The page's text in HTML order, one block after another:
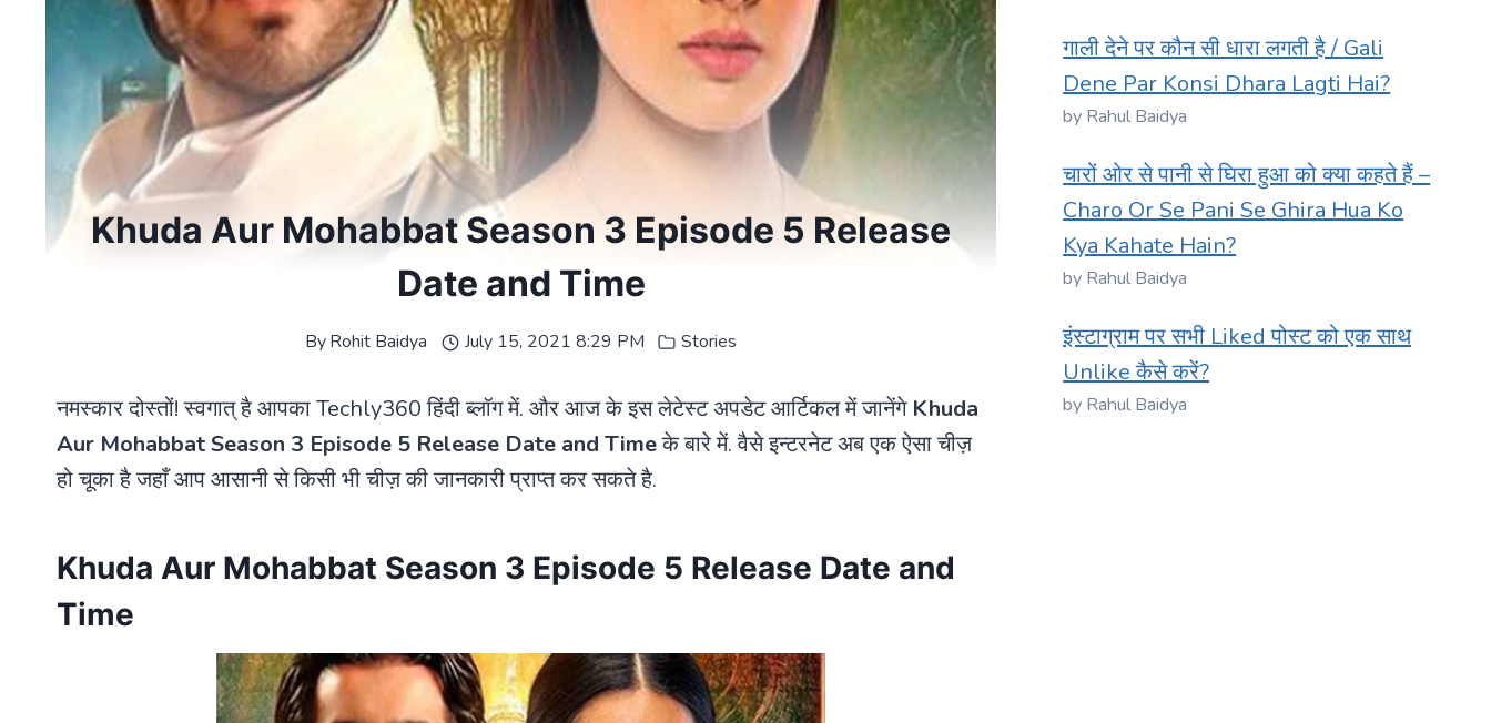
Khuda Aur Mohabbat Season 3 Episode 5 Release
Date and Time
ByRohit Baidya July 15, 2021 8:29 PM Stories
नमस्कार दोस्तों! स्वगात् है आपका Techly360 हिंदी ब्लॉग में. और आज के इस लेटेस्ट अपडेट आर्टिकल में जानेंगे Khuda
Aur Mohabbat Season 3 Episode 5 Release Date and Timeके बारे में. वैसे इन्टरनेट अब एक ऐसा चीज़
हो चूका है जहाँ आप आसानी से किसी भी चीज़ की जानकारी प्राप्त कर सकते है.
Khuda Aur Mohabbat Season 3 Episode 5 Release Date and
Time
गाली देने पर कौन सी धारा लगती है / Gali
Dene Par Konsi Dhara Lagti Hai?
by Rahul Baidya
चारों ओर से पानी से घिरा हुआ को क्या कहते हैं –
Charo Or Se Pani Se Ghira Hua Ko
Kya Kahate Hain?
by Rahul Baidya
इंस्टाग्राम पर सभी Liked पोस्ट को एक साथ
Unlike कैसे करें?
by Rahul Baidya